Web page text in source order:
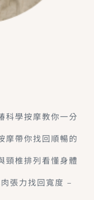
科學按摩教你一分
摩帶你找回順暢的
頸椎排列看懂身體
張力找回寬度 –